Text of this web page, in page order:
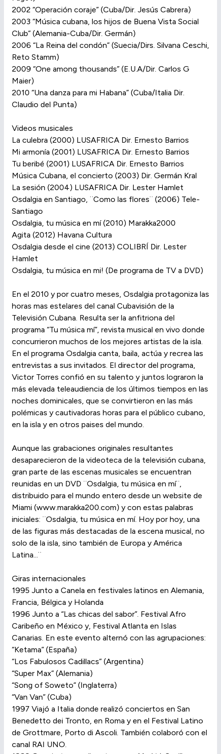
2002 “Operación coraje” (Cuba/Dir. Jesús Cabrera)
2003 “Música cubana, los hijos de Buena Vista Social
Club” (Alemania-Cuba/Dir. Germán)
2006 “La Reina del condón” (Suecia/Dirs. Silvana Ceschi,
Reto Stamm)
2009 “One among thousands” (E.U.A/Dir. Carlos G
Maier)
2010 “Una danza para mi Habana” (Cuba/Italia Dir.
Claudio del Punta)
Videos musicales
La culebra (2000) LUSAFRICA Dir. Ernesto Barrios
Mi armonía (2001) LUSAFRICA Dir. Ernesto Barrios
Tu beribé (2001) LUSAFRICA Dir. Ernesto Barrios
Música Cubana, el concierto (2003) Dir. Germán Kral
La sesión (2004) LUSAFRICA Dir. Lester Hamlet
Osdalgia en Santiago, ¨Como las flores¨ (2006) Tele-
Santiago
Osdalgia, tu música en mí (2010) Marakka2000
Agita (2012) Havana Cultura
Osdalgia desde el cine (2013) COLIBRÍ Dir. Lester
Hamlet
Osdalgia, tu música en mi! (De programa de TV a DVD)
En el 2010 y por cuatro meses, Osdalgia protagoniza las
horas mas estelares del canal Cubavisión de la
Televisión Cubana. Resulta ser la anfitriona del
programa “Tu música mí”, revista musical en vivo donde
concurrieron muchos de los mejores artistas de la isla.
En el programa Osdalgia canta, baila, actúa y recrea las
entrevistas a sus invitados. El director del programa,
Victor Torres confió en su talento y juntos lograron la
más elevada teleaudiencia de los últimos tiempos en las
noches dominicales, que se convirtieron en las más
polémicas y cautivadoras horas para el público cubano,
en la isla y en otros paises del mundo.
Aunque las grabaciones originales resultantes
desaparecieron de la videoteca de la televisión cubana,
gran parte de las escenas musicales se encuentran
reunidas en un DVD ¨Osdalgia, tu música en mí¨,
distribuido para el mundo entero desde un website de
Miami (www.marakka200.com) y con estas palabras
iniciales: ¨Osdalgia, tu música en mí. Hoy por hoy, una
de las figuras más destacadas de la escena musical, no
solo de la isla, sino también de Europa y América
Latina...¨
Giras internacionales
1995 Junto a Canela en festivales latinos en Alemania,
Francia, Bélgica y Holanda
1996 Junto a “Las chicas del sabor”. Festival Afro
Caribeño en México y, Festival Atlanta en Islas
Canarias. En este evento alternó con las agrupaciones:
“Ketama” (España)
“Los Fabulosos Cadillacs” (Argentina)
“Super Max” (Alemania)
“Song of Soweto” (Inglaterra)
“Van Van” (Cuba)
1997 Viajó a Italia donde realizó conciertos en San
Benedetto dei Tronto, en Roma y en el Festival Latino
de Grottmare, Porto di Ascoli. También colaboró con el
canal RAI UNO.